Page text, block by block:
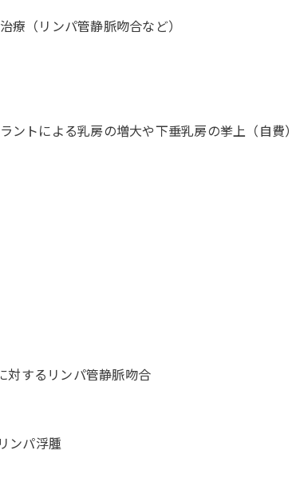
療（リンパ管静脈吻合など）
トによる乳房の増大や下垂乳房の挙上（自費
対するリンパ管静脈吻合
ンパ浮腫